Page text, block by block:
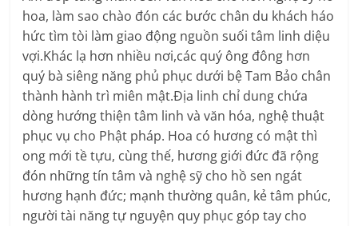
hoa, làm sao chào đón các bước chân du khách háo
hức tìm tòi làm giao động nguồn suối tâm linh diệu
vợi.Khác lạ hơn nhiều nơi,các quý ông đông hơn
quý bà siêng năng phủ phục dưới bệ Tam Bảo chân
thành hành trì miên mật.Địa linh chỉ dung chứa
dòng hướng thiện tâm linh và văn hóa, nghệ thuật
phục vụ cho Phật pháp. Hoa có hương có mật thì
ong mới tề tựu, cùng thế, hương giới đức đã rộng
đón những tín tâm và nghệ sỹ cho hồ sen ngát
hương hạnh đức; mạnh thường quân, kẻ tâm phúc,
người tài năng tự nguyện quy phục góp tay cho